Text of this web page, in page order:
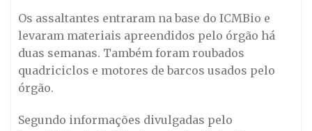
Os assaltantes entraram na base do ICMBio e
levaram materiais apreendidos pelo órgão há
duas semanas. Também foram roubados
quadriciclos e motores de barcos usados pelo
órgão.
Segundo informações divulgadas pelo